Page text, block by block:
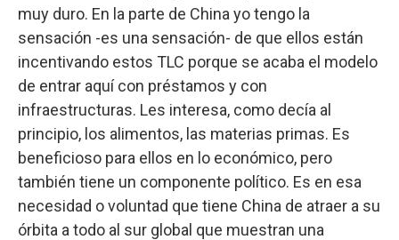
muy duro. En la parte de China yo tengo la
sensación -es una sensación- de que ellos están
incentivando estos TLC porque se acaba el modelo
de entrar aquí con préstamos y con
infraestructuras. Les interesa, como decía al
principio, los alimentos, las materias primas. Es
beneficioso para ellos en lo económico, pero
también tiene un componente político. Es en esa
necesidad o voluntad que tiene China de atraer a su
órbita a todo al sur global que muestran una